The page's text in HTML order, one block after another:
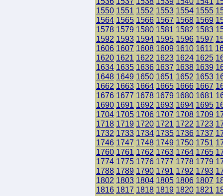
1550 1551 1552 1553 1554 1555
1564 1565 1566 1567 1568 1569
1578 1579 1580 1581 1582 1583
1592 1593 1594 1595 1596 1597
1606 1607 1608 1609 1610 1611
1620 1621 1622 1623 1624 1625
1634 1635 1636 1637 1638 1639
1648 1649 1650 1651 1652 1653
1662 1663 1664 1665 1666 1667
1676 1677 1678 1679 1680 1681
1690 1691 1692 1693 1694 1695
1704 1705 1706 1707 1708 1709
1718 1719 1720 1721 1722 1723
1732 1733 1734 1735 1736 1737
1746 1747 1748 1749 1750 1751
1760 1761 1762 1763 1764 1765
1774 1775 1776 1777 1778 1779
1788 1789 1790 1791 1792 1793
1802 1803 1804 1805 1806 1807
1816 1817 1818 1819 1820 1821